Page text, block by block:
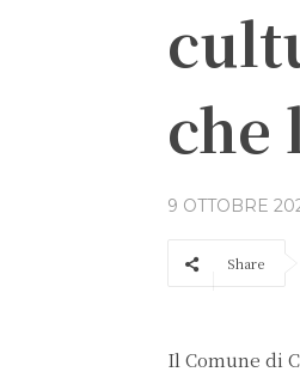
che
9 OTTOBRE
Share
Il Comune di